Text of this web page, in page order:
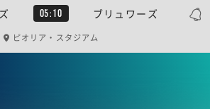
05:10 ブリュワーズ
ピオリア・スタジアム